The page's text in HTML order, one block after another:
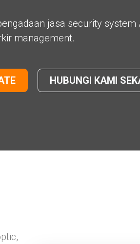
jasa security
management.
HUBUNGI KAMI